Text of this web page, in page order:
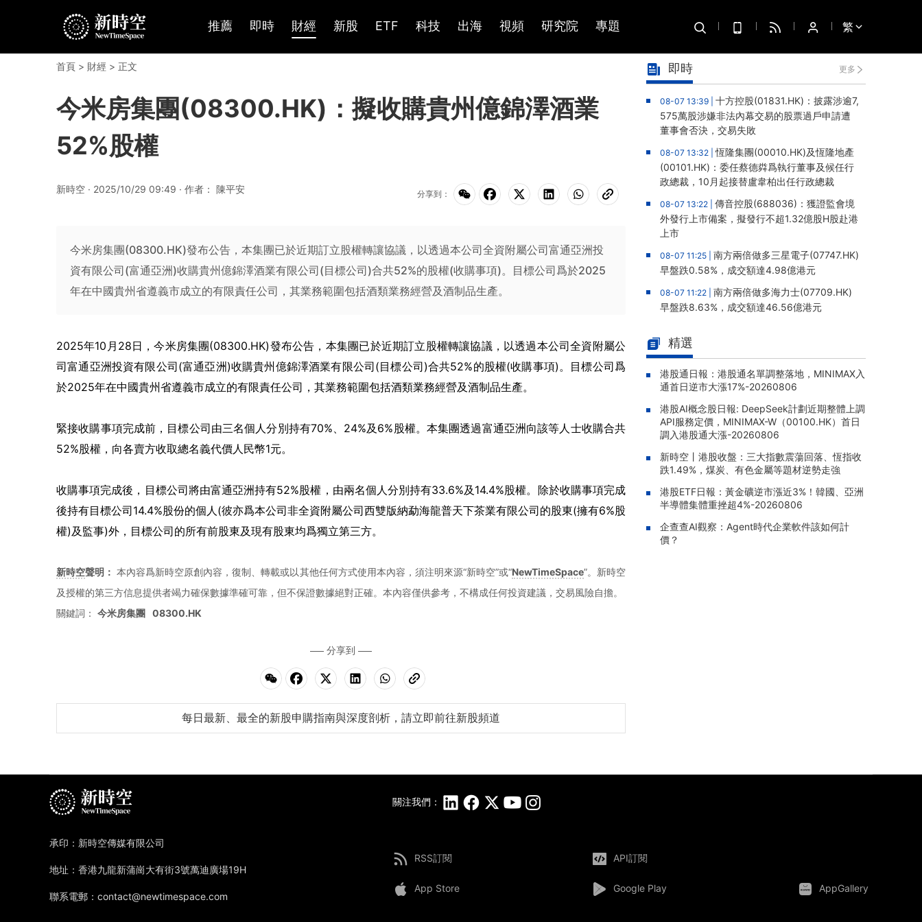
推薦 即時 財經 新股 ETF 科技 出海 視頻 研究院 專題 繁
首頁 > 財經 > 正文
今米房集團(08300.HK)：擬收購貴州億錦澤酒業
52%股權
新時空 · 2025/10/29 09:49 · 作者： 陳平安 分享到：
今米房集團(08300.HK)發布公告，本集團已於近期訂立股權轉讓協議，以透過本公司全資附屬公司富通亞洲投
資有限公司(富通亞洲)收購貴州億錦澤酒業有限公司(目標公司)合共52%的股權(收購事項)。目標公司爲於2025
年在中國貴州省遵義市成立的有限責任公司，其業務範圍包括酒類業務經營及酒制品生產。
2025年10月28日，今米房集團(08300.HK)發布公告，本集團已於近期訂立股權轉讓協議，以透過本公司全資附屬公
司富通亞洲投資有限公司(富通亞洲)收購貴州億錦澤酒業有限公司(目標公司)合共52%的股權(收購事項)。目標公司爲
於2025年在中國貴州省遵義市成立的有限責任公司，其業務範圍包括酒類業務經營及酒制品生產。
緊接收購事項完成前，目標公司由三名個人分別持有70%、24%及6%股權。本集團透過富通亞洲向該等人士收購合共
52%股權，向各賣方收取總名義代價人民幣1元。
收購事項完成後，目標公司將由富通亞洲持有52%股權，由兩名個人分別持有33.6%及14.4%股權。除於收購事項完成
後持有目標公司14.4%股份的個人(彼亦爲本公司非全資附屬公司西雙版納勐海龍普天下茶業有限公司的股東(擁有6%股
權)及監事)外，目標公司的所有前股東及現有股東均爲獨立第三方。
新時空聲明： 本內容爲新時空原創內容，復制、轉載或以其他任何方式使用本內容，須注明來源“新時空”或“NewTimeSpace”。新時空
及授權的第三方信息提供者竭力確保數據準確可靠，但不保證數據絕對正確。本內容僅供參考，不構成任何投資建議，交易風險自擔。
關鍵詞： 今米房集團 08300.HK
分享到
每日最新、最全的新股申購指南與深度剖析，請立即前往新股頻道
即時 更多
08-07 13:39 | 十方控股(01831.HK)：披露涉逾7,
575萬股涉嫌非法內幕交易的股票過戶申請遭
董事會否決，交易失敗
08-07 13:32 |恆隆集團(00010.HK)及恆隆地產
(00101.HK)：委任蔡德粦爲執行董事及候任行
政總裁，10月起接替盧韋柏出任行政總裁
08-07 13:22 | 傳音控股(688036)：獲證監會境
外發行上市備案，擬發行不超1.32億股H股赴港
上市
08-07 11:25 | 南方兩倍做多三星電子(07747.HK)
早盤跌0.58%，成交額達4.98億港元
08-07 11:22 | 南方兩倍做多海力士(07709.HK)
早盤跌8.63%，成交額達46.56億港元
3%，成交額達706.11萬港元
08-07 11:00 |
2.28%，成交額達4128.17萬港元
08-07 10:55 |GlobalX中國生物科技(02820.HK)
早盤漲2.65%，成交額達169.11萬港元
08-07 10:50 |X南方中創業-R(83147.HK)早盤漲
1.71%，成交額達255.4萬元人民幣
08-07 10:26 | 南方恆生生科(03174.HK)早盤漲1.
80%，成交額達358.55萬港元
精選
港股通日報：港股通名單調整落地，MINIMAX入
通首日逆市大漲17%-20260806
港股AI概念股日報: DeepSeek計劃近期整體上調
API服務定價，MINIMAX-W（00100.HK）首日
調入港股通大漲-20260806
新時空丨港股收盤：三大指數震蕩回落、恆指收
跌1.49%，煤炭、有色金屬等題材逆勢走強
港股ETF日報：黃金礦逆市漲近3%！韓國、亞洲
半導體集體重挫超4%-20260806
企查查AI觀察：Agent時代企業軟件該如何計
價？
關注我們：
RSS訂閱 API訂閱
App Store Google Play AppGallery
承印：新時空傳媒有限公司
地址：香港九龍新蒲崗大有街3號萬迪廣場19H
聯系電郵：contact@newtimespace.com